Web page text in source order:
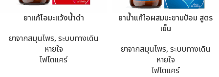
ยาแก้ไอมะแว้งน้ำดำ
ยาจากสมุนไพร, ระบบทางเดิน
หายใจ
ไฟโตแคร์
ยาน้ำแก้ไอผสมมะขามป้อม สูตร
เย็น
ยาจากสมุนไพร, ระบบทางเดิน
หายใจ
ไฟโตแคร์